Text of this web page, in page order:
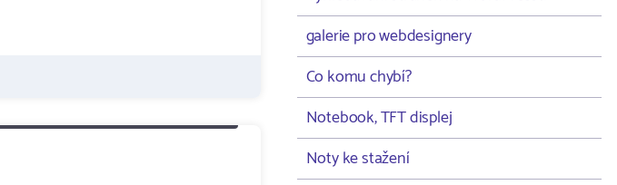
galerie pro webdesignery
Co komu chybí?
Notebook, TFT displej
Noty ke stažení